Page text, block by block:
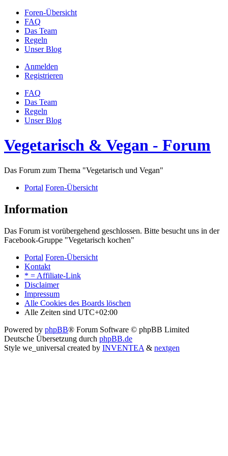
Foren-Übersicht
FAQ
Das Team
Regeln
Unser Blog
Anmelden
Registrieren
FAQ
Das Team
Regeln
Unser Blog
Vegetarisch & Vegan - Forum
Das Forum zum Thema "Vegetarisch und Vegan"
Portal Foren-Übersicht
Information
Das Forum ist vorübergehend geschlossen. Bitte besucht uns in der
Facebook-Gruppe "Vegetarisch kochen"
Portal Foren-Übersicht
Kontakt
* = Affiliate-Link
Disclaimer
Impressum
Alle Cookies des Boards löschen
Alle Zeiten sind UTC+02:00
Powered by phpBB® Forum Software © phpBB Limited
Deutsche Übersetzung durch phpBB.de
Style we_universal created by INVENTEA & nextgen